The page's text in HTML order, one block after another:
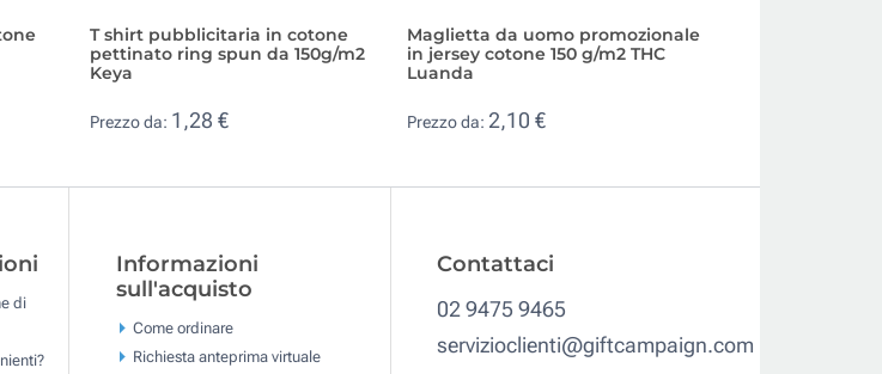
T shirt pubblicitaria in cotone
pettinato ring spun da 150g/m2
Keya
Prezzo da: 1,28 €
Maglietta da uomo promozionale
in jersey cotone 150 g/m2 THC
Luanda
Prezzo da: 2,10 €
di
Informazioni
sull'acquisto
Come ordinare
Richiesta anteprima virtuale
Contattaci
02 9475 9465
servizioclienti@giftcampaign.com